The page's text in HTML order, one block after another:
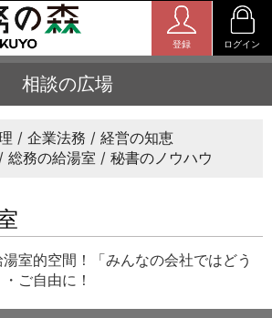
登録 ログイン
相談の広場
企業法務
経営の知恵
総務の給湯室 秘書のノウハウ
室的空間！「みんなの会社ではどう
ご自由に！